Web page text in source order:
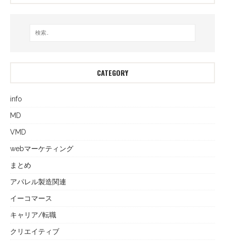
CATEGORY
info
MD
VMD
webマーケティング
まとめ
アパレル製造関連
イーコマース
キャリア/転職
クリエイティブ